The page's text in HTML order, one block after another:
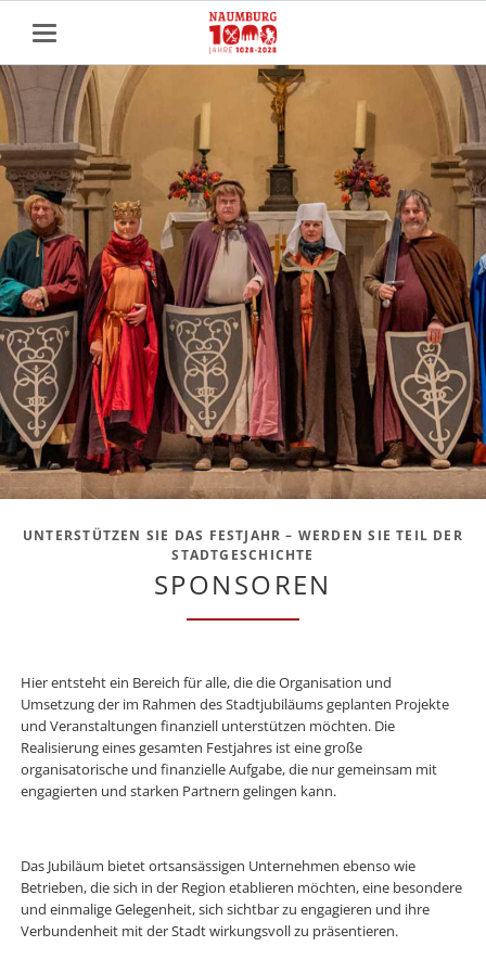
UNTERSTÜTZEN SIE DAS FESTJAHR – WERDEN SIE TEIL DER
STADTGESCHICHTE
SPONSOREN
Hier entsteht ein Bereich für alle, die die Organisation und
Umsetzung der im Rahmen des Stadtjubiläums geplanten Projekte
und Veranstaltungen finanziell unterstützen möchten. Die
Realisierung eines gesamten Festjahres ist eine große
organisatorische und finanzielle Aufgabe, die nur gemeinsam mit
engagierten und starken Partnern gelingen kann.
Das Jubiläum bietet ortsansässigen Unternehmen ebenso wie
Betrieben, die sich in der Region etablieren möchten, eine besondere
und einmalige Gelegenheit, sich sichtbar zu engagieren und ihre
Verbundenheit mit der Stadt wirkungsvoll zu präsentieren.